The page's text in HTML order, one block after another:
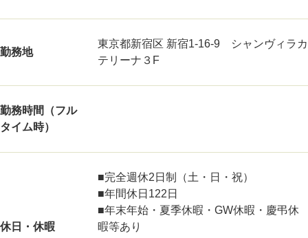
勤務地
東京都新宿区 新宿1-16-9 シャンヴィラカ
テリーナ３F
勤務時間（フル
タイム時）
休日・休暇
■完全週休2日制（土・日・祝）
■年間休日122日
■年末年始・夏季休暇・GW休暇・慶弔休
暇等あり